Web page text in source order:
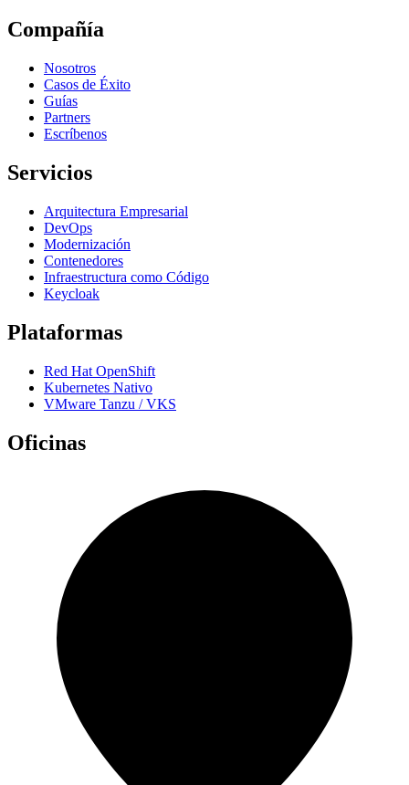
Compañía
Nosotros
Casos de Éxito
Guías
Partners
Escríbenos
Servicios
Arquitectura Empresarial
DevOps
Modernización
Contenedores
Infraestructura como Código
Keycloak
Plataformas
Red Hat OpenShift
Kubernetes Nativo
VMware Tanzu / VKS
Oficinas